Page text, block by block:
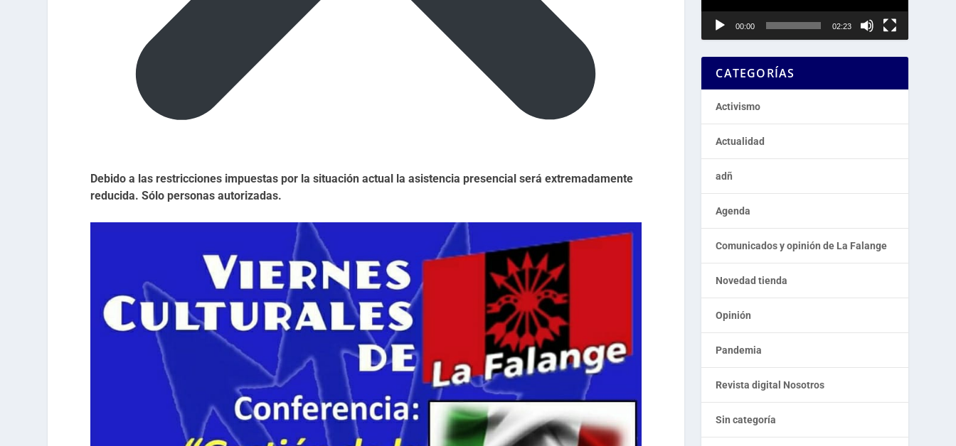
Debido a las restricciones impuestas por la situación actual la asistencia presencial será extremadamente
reducida. Sólo personas autorizadas.
00:00 02:23
CATEGORÍAS
Activismo
Actualidad
adñ
Agenda
Comunicados y opinión de La Falange
Novedad tienda
Opinión
Pandemia
Revista digital Nosotros
Sin categoría